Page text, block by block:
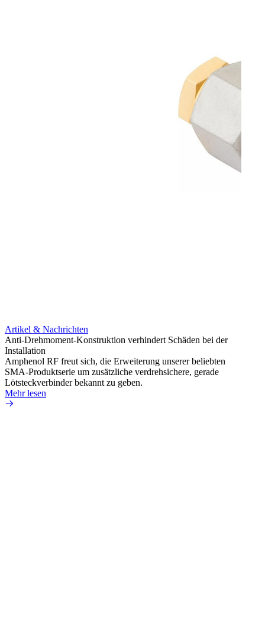
Artikel & Nachrichten
Anti-Drehmoment-Konstruktion verhindert Schäden bei der
Installation
Amphenol RF freut sich, die Erweiterung unserer beliebten
SMA-Produktserie um zusätzliche verdrehsichere, gerade
Lötsteckverbinder bekannt zu geben.
Mehr lesen